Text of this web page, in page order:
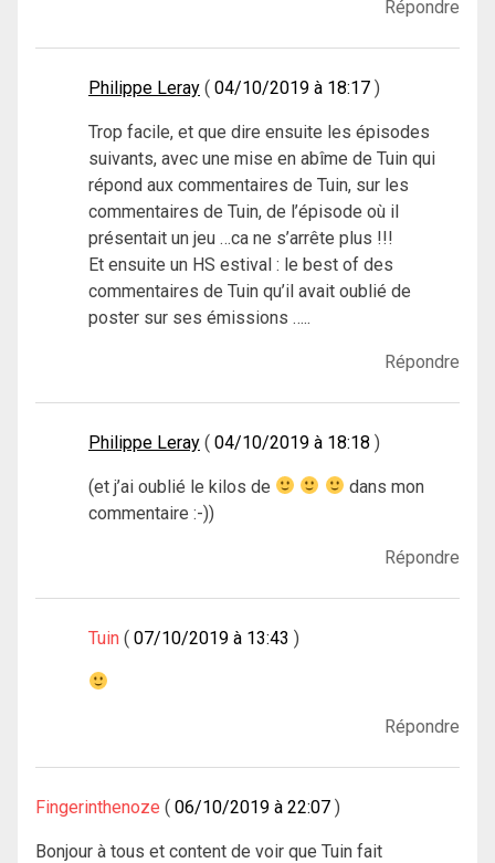
Répondre
Philippe Leray 04/10/2019 à 18:17
Trop facile, et que dire ensuite les épisodes
suivants, avec une mise en abîme de Tuin qui
répond aux commentaires de Tuin, sur les
commentaires de Tuin, de l’épisode où il
présentait un jeu …ca ne s’arrête plus !!!
Et ensuite un HS estival : le best of des
commentaires de Tuin qu’il avait oublié de
poster sur ses émissions …..
Répondre
Philippe Leray 04/10/2019 à 18:18
(et j’ai oublié le kilos de
dans mon
commentaire :-))
Répondre
Tuin 07/10/2019 à 13:43
Répondre
Fingerinthenoze 06/10/2019 à 22:07
Bonjour à tous et content de voir que Tuin fait